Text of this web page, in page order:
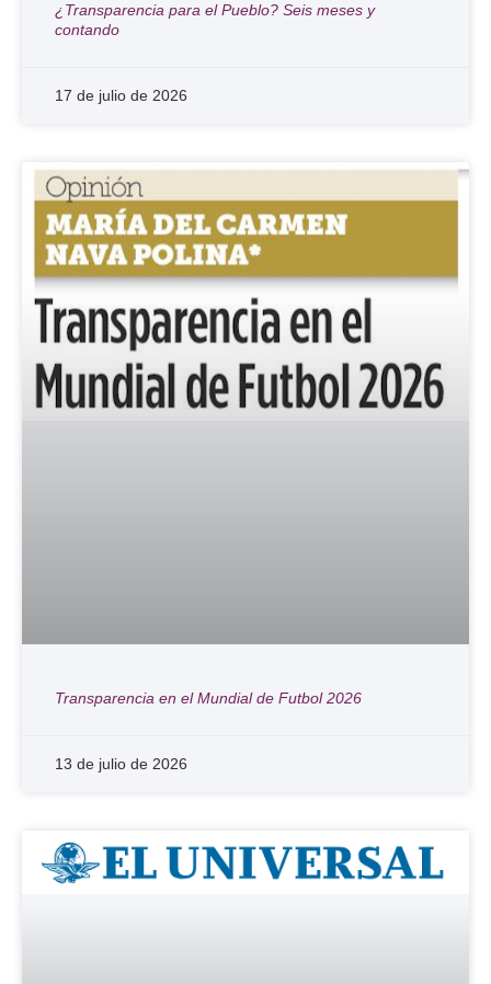
¿Transparencia para el Pueblo? Seis meses y
contando
17 de julio de 2026
Transparencia en el Mundial de Futbol 2026
13 de julio de 2026